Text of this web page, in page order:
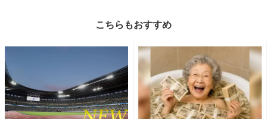
こちらもおすすめ